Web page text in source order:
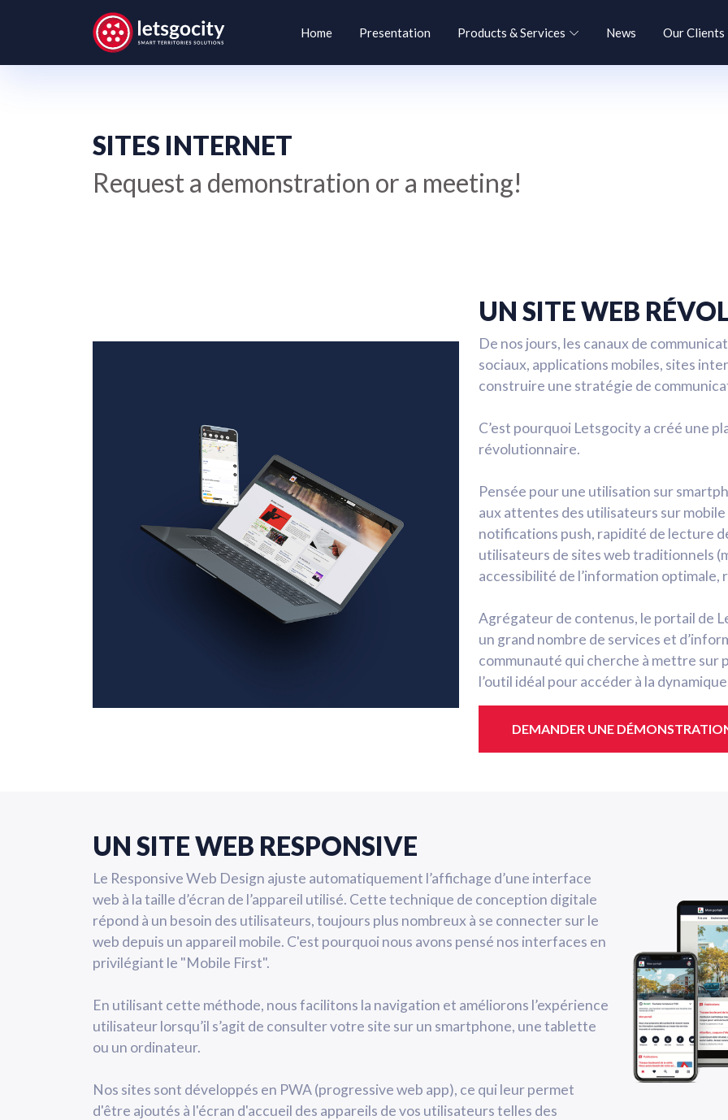
Home Presentation Products & Services News Our Clients
SITES INTERNET
Request a demonstration or a meeting!
UN SITE WEB
De nos jours, les canaux de
sociaux, applications mobiles, sites
construire une stratégie de
C’est pourquoi Letsgocity a créé une
révolutionnaire.
Pensée pour une utilisation sur
aux attentes des utilisateurs sur
notifications push, rapidité de lecture
utilisateurs de sites web traditionnels
accessibilité de l’information
Agrégateur de contenus, le portail de
un grand nombre de services et
communauté qui cherche à mettre sur
l’outil idéal pour accéder à la
DEMANDER UNE
UN SITE WEB RESPONSIVE
Le Responsive Web Design ajuste automatiquement l’affichage d’une interface
web à la taille d’écran de l’appareil utilisé. Cette technique de conception digitale
répond à un besoin des utilisateurs, toujours plus nombreux à se connecter sur le
web depuis un appareil mobile. C'est pourquoi nous avons pensé nos interfaces en
privilégiant le "Mobile First".
En utilisant cette méthode, nous facilitons la navigation et améliorons l’expérience
utilisateur lorsqu’il s’agit de consulter votre site sur un smartphone, une tablette
ou un ordinateur.
Nos sites sont développés en PWA (progressive web app), ce qui leur permet
d'être ajoutés à l'écran d'accueil des appareils de vos utilisateurs telles des